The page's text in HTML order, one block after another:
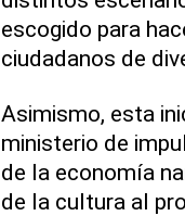
escogido para
ciudadanos de
Asimismo, esta
ministerio de
de la economía
de la cultura al